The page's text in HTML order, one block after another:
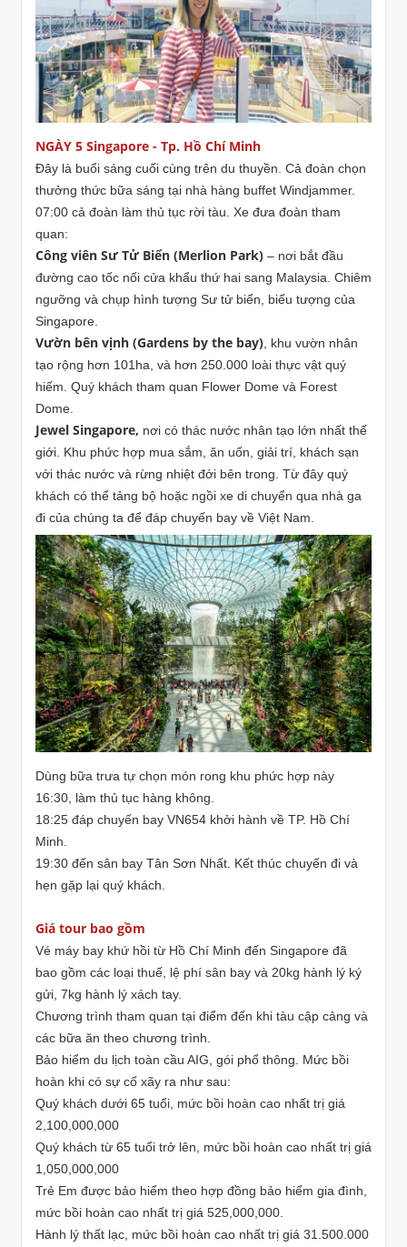
NGÀY 5 Singapore - Tp. Hồ Chí Minh
Đây là buổi sáng cuối cùng trên du thuyền. Cả đoàn chọn
thưởng thức bữa sáng tại nhà hàng buffet Windjammer.
07:00 cả đoàn làm thủ tục rời tàu. Xe đưa đoàn tham
quan:
Công viên Sư Tử Biển (Merlion Park) – nơi bắt đầu
đường cao tốc nối cửa khẩu thứ hai sang Malaysia. Chiêm
ngưỡng và chụp hình tượng Sư tử biển, biểu tượng của
Singapore.
Vườn bên vịnh (Gardens by the bay) , khu vườn nhân
tạo rộng hơn 101ha, và hơn 250.000 loài thực vật quý
hiếm. Quý khách tham quan Flower Dome và Forest
Dome.
Jewel Singapore, nơi có thác nước nhân tạo lớn nhất thế
giới. Khu phức hợp mua sắm, ăn uốn, giải trí, khách sạn
với thác nước và rừng nhiệt đới bên trong. Từ đây quý
khách có thể tảng bộ hoặc ngồi xe di chuyển qua nhà ga
đi của chúng ta để đáp chuyến bay về Việt Nam.
Dùng bữa trưa tự chọn món rong khu phức hợp này
16:30, làm thủ tục hàng không.
18:25 đáp chuyến bay VN654 khởi hành về TP. Hồ Chí
Minh.
19:30 đến sân bay Tân Sơn Nhất. Kết thúc chuyến đi và
hẹn gặp lại quý khách.
Giá tour bao gồm
Vé máy bay khứ hồi từ Hồ Chí Minh đến Singapore đã
bao gồm các loại thuế, lệ phí sân bay và 20kg hành lý ký
gửi, 7kg hành lý xách tay.
Chương trình tham quan tại điểm đến khi tàu cập cảng và
các bữa ăn theo chương trình.
Bảo hiểm du lịch toàn cầu AIG, gói phổ thông. Mức bồi
hoàn khi có sự cố xãy ra như sau:
Quý khách dưới 65 tuổi, mức bồi hoàn cao nhất trị giá
2,100,000,000
Quý khách từ 65 tuổi trở lên, mức bồi hoàn cao nhất trị giá
1,050,000,000
Trẻ Em được bảo hiểm theo hợp đồng bảo hiểm gia đình,
mức bồi hoàn cao nhất trị giá 525,000,000.
Hành lý thất lạc, mức bồi hoàn cao nhất trị giá 31.500.000